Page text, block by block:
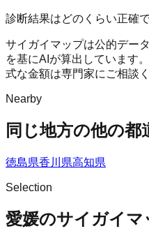
診断結果はどのくらい正確
サイガイマップは公的デー
を基にAIが算出しています
式な金額は専門家にご相談く
Nearby
同じ地方の他の都
徳島県香川県高知県
Selection
愛媛のサイガイ